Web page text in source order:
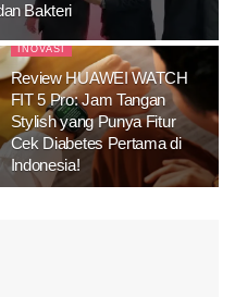
Bakteri
INOVASI
Review HUAWEI WATCH
FIT 5 Pro: Jam Tangan
Stylish yang Punya Fitur
Cek Diabetes Pertama di
Indonesia!